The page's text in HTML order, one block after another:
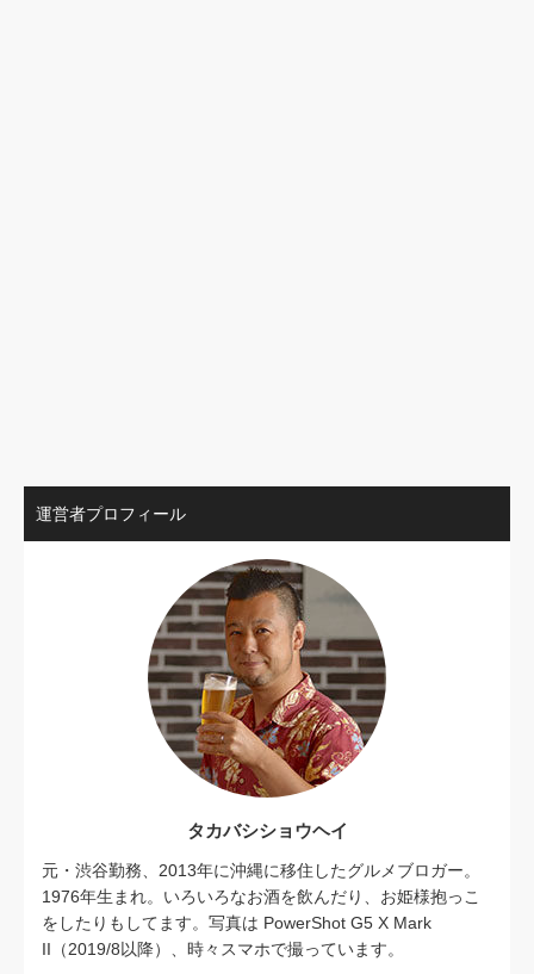
運営者プロフィール
タカバシショウヘイ
元・渋谷勤務、2013年に沖縄に移住したグルメブロガー。
1976年生まれ。いろいろなお酒を飲んだり、お姫様抱っこ
をしたりもしてます。写真は PowerShot G5 X Mark
II（2019/8以降）、時々スマホで撮っています。